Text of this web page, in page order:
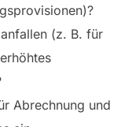
(z. B. für
Abrechnung und